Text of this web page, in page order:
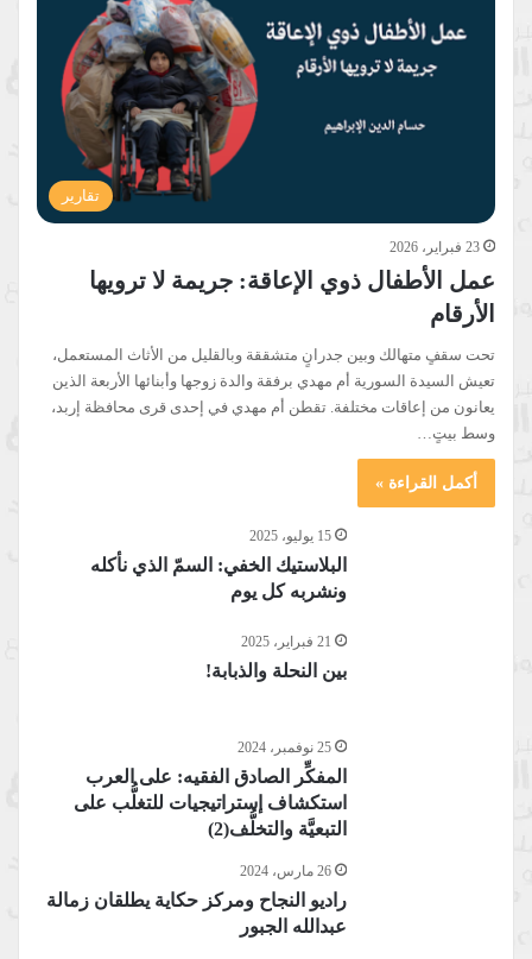
تقارير
23 فبراير، 2026
عمل الأطفال ذوي الإعاقة: جريمة لا ترويها
الأرقام
تحت سقفٍ متهالك وبين جدرانٍ متشققة وبالقليل من الأثاث المستعمل،
تعيش السيدة السورية أم مهدي برفقة والدة زوجها وأبنائها الأربعة الذين
يعانون من إعاقات مختلفة. تقطن أم مهدي في إحدى قرى محافظة إربد،
وسط بيتٍ…
أكمل القراءة »
15 يوليو، 2025
البلاستيك الخفي: السمّ الذي نأكله
ونشربه كل يوم
21 فبراير، 2025
بين النحلة والذبابة!
25 نوفمبر، 2024
المفكِّر الصادق الفقيه: على العرب
استكشاف إستراتيجيات للتغلُّب على
التبعيَّة والتخلُّف(2)
26 مارس، 2024
راديو النجاح ومركز حكاية يطلقان زمالة
عبدالله الجبور